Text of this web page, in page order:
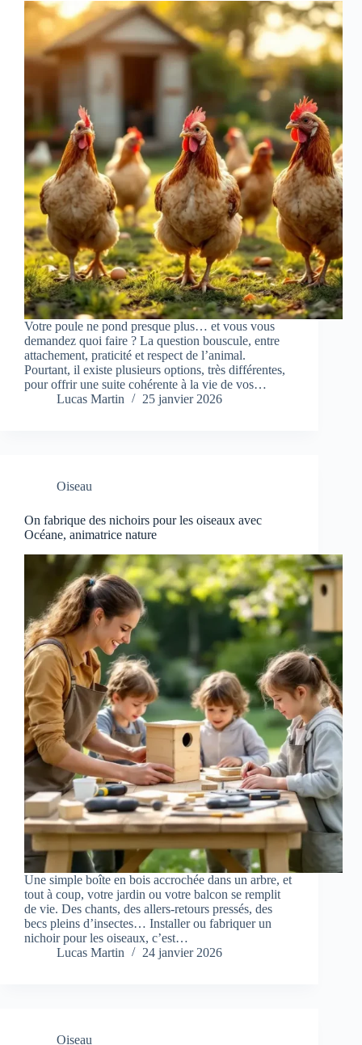
Votre poule ne pond presque plus… et vous vous
demandez quoi faire ? La question bouscule, entre
attachement, praticité et respect de l’animal.
Pourtant, il existe plusieurs options, très différentes,
pour offrir une suite cohérente à la vie de vos…
Lucas Martin
25 janvier 2026
Oiseau
On fabrique des nichoirs pour les oiseaux avec
Océane, animatrice nature
Une simple boîte en bois accrochée dans un arbre, et
tout à coup, votre jardin ou votre balcon se remplit
de vie. Des chants, des allers-retours pressés, des
becs pleins d’insectes… Installer ou fabriquer un
nichoir pour les oiseaux, c’est…
Lucas Martin
24 janvier 2026
Oiseau